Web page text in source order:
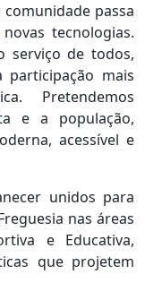
passa
tecnologias.
serviço de todos,
mais
Pretendemos
e a população,
acessível e
unidos para
nas áreas
e Educativa,
que projetem